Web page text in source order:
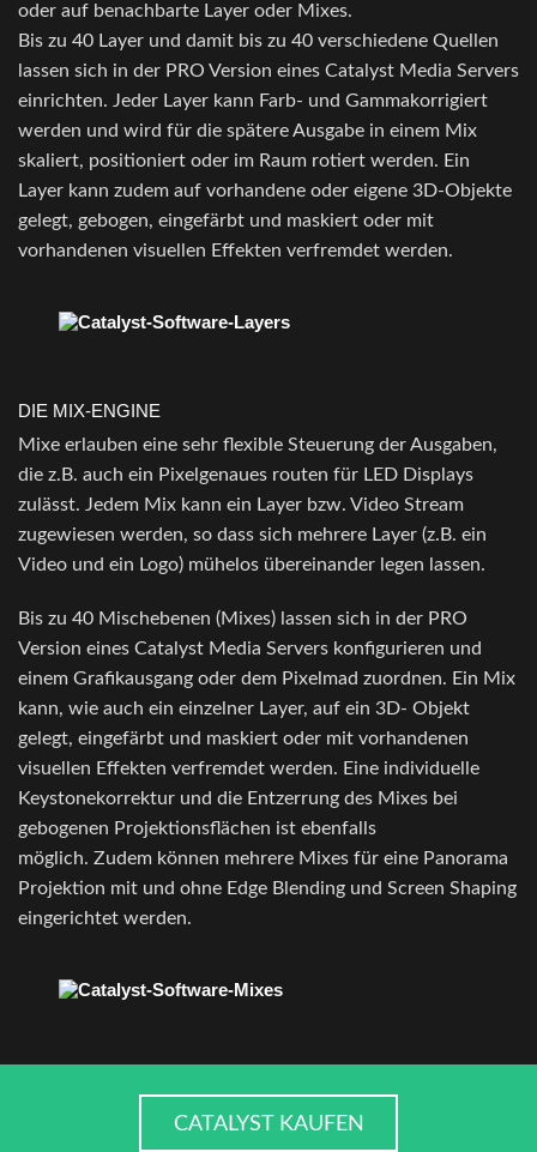
oder auf benachbarte Layer oder Mixes.
Bis zu 40 Layer und damit bis zu 40 verschiedene Quellen
lassen sich in der PRO Version eines Catalyst Media Servers
einrichten. Jeder Layer kann Farb- und Gammakorrigiert
werden und wird für die spätere Ausgabe in einem Mix
skaliert, positioniert oder im Raum rotiert werden. Ein
Layer kann zudem auf vorhandene oder eigene 3D-Objekte
gelegt, gebogen, eingefärbt und maskiert oder mit
vorhandenen visuellen Effekten verfremdet werden.
DIE MIX-ENGINE
Mixe erlauben eine sehr flexible Steuerung der Ausgaben,
die z.B. auch ein Pixelgenaues routen für LED Displays
zulässt. Jedem Mix kann ein Layer bzw. Video Stream
zugewiesen werden, so dass sich mehrere Layer (z.B. ein
Video und ein Logo) mühelos übereinander legen lassen.
Bis zu 40 Mischebenen (Mixes) lassen sich in der PRO
Version eines Catalyst Media Servers konfigurieren und
einem Grafikausgang oder dem Pixelmad zuordnen. Ein Mix
kann, wie auch ein einzelner Layer, auf ein 3D- Objekt
gelegt, eingefärbt und maskiert oder mit vorhandenen
visuellen Effekten verfremdet werden. Eine individuelle
Keystonekorrektur und die Entzerrung des Mixes bei
gebogenen Projektionsflächen ist ebenfalls
möglich. Zudem können mehrere Mixes für eine Panorama
Projektion mit und ohne Edge Blending und Screen Shaping
eingerichtet werden.
CATALYST KAUFEN